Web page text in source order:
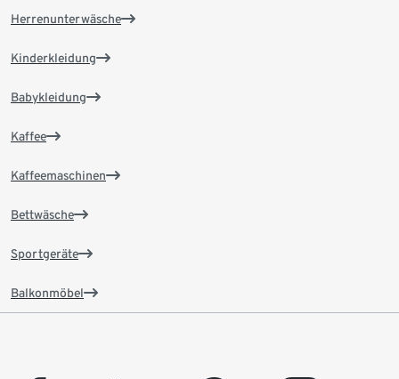
Herrenunterwäsche
Kinderkleidung
Babykleidung
Kaffee
Kaffeemaschinen
Bettwäsche
Sportgeräte
Balkonmöbel